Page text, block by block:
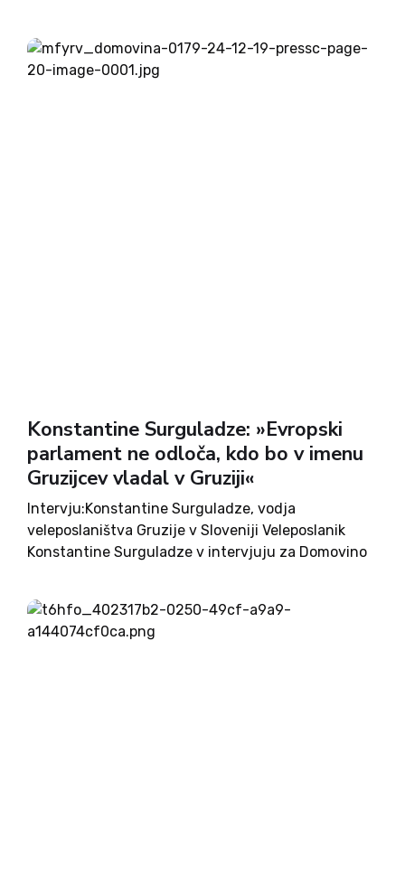
Nato. Ko nekdo sliši besedo...
Konstantine Surguladze: »Evropski
parlament ne odloča, kdo bo v imenu
Gruzijcev vladal v Gruziji«
Intervju:Konstantine Surguladze, vodja
veleposlaništva Gruzije v Sloveniji Veleposlanik
Konstantine Surguladze v intervjuju za Domovino
parlamentarnih volitev v Gruziji, pozive
Evropskega parlamenta k njihovi ponovitvi pa
označuje za neresne. Pojasnjuje, da so bile